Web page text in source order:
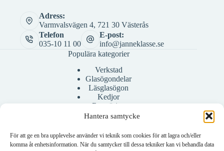
Hantera samtycke
För att ge en bra upplevelse använder vi teknik som cookies för att lagra och/eller
komma åt enhetsinformation. När du samtycker till dessa tekniker kan vi behandla data
Adress:
Varmvalsvägen 4, 721 30 Västerås
Telefon
035-10 11 00
E-post:
info@janneklasse.se
Populära kategorier
Verkstad
Glasögondelar
Läsglasögon
Kedjor
Rengöring
Bågar